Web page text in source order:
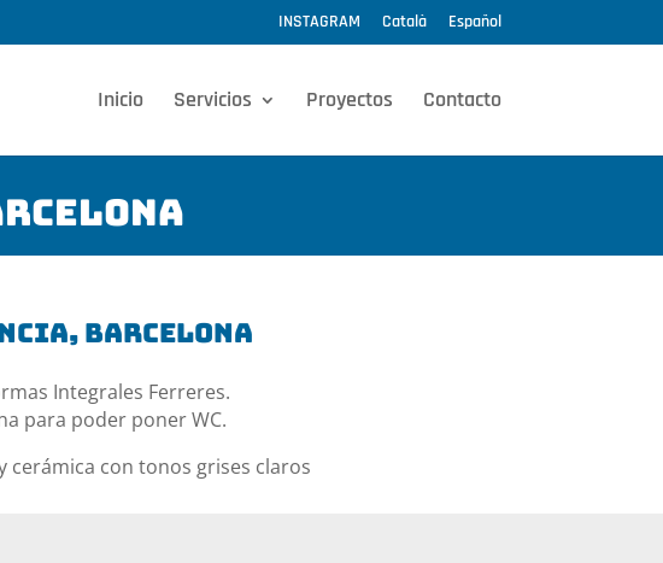
INSTAGRAM Català Español
Inicio Servicios Proyectos Contacto
barcelona
Integrales Ferreres.
para poder poner WC.
cerámica con tonos grises claros